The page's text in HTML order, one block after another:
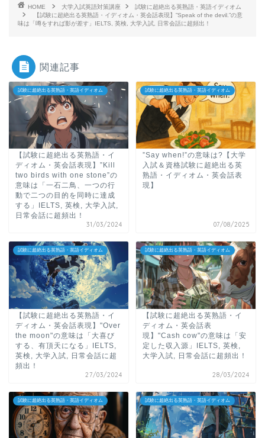
HOME 大学入試英語対策講座
試験に超絶出る英熟語・英語イディオム
【試験に超絶出る英熟語・イディオム・英会話表現】”Speak of the devil.”の意
味は「噂をすれば影が差す」IELTS, 英検, 大学入試, 日常会話に超頻出！
関連記事
試験に超絶出る英熟語・英語イディオム
【試験に超絶出る英熟語・イ
ディオム・英会話表現】”Kill
two birds with one stone”の
意味は「一石二鳥、一つの行
動で二つの目的を同時に達成
する」IELTS, 英検, 大学入試,
日常会話に超頻出！
31/03/2024
試験に超絶出る英熟語・英語イディオム
”Say when!”の意味は?【大学
入試＆資格試験に超絶出る英
熟語・イディオム・英会話表
現】
07/08/2025
試験に超絶出る英熟語・英語イディオム
【試験に超絶出る英熟語・イ
ディオム・英会話表現】"Over
the moon"の意味は「大喜び
する、有頂天になる」IELTS,
英検, 大学入試, 日常会話に超
頻出！
27/03/2024
試験に超絶出る英熟語・英語イディオム
【試験に超絶出る英熟語・イ
ディオム・英会話表
現】"Cash cow"の意味は「安
定した収入源」IELTS, 英検,
大学入試, 日常会話に超頻出！
28/03/2024
試験に超絶出る英熟語・英語イディオム 試験に超絶出る英熟語・英語イディオム